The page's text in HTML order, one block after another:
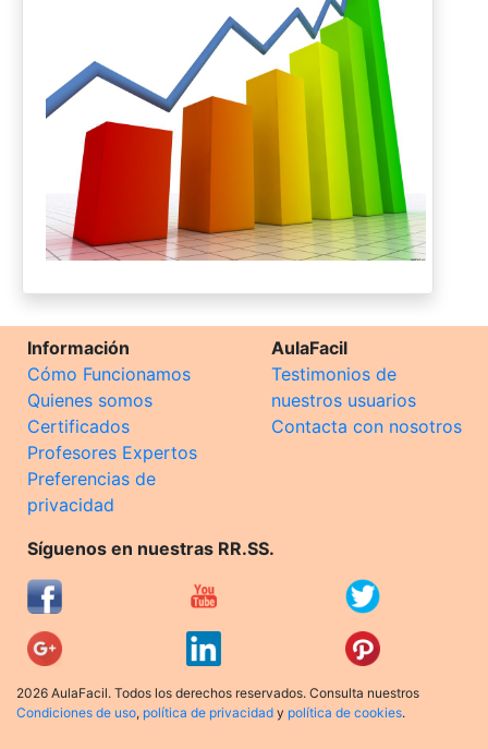
Información
Cómo Funcionamos
Quienes somos
Certificados
Profesores Expertos
Preferencias de
privacidad
AulaFacil
Testimonios de
nuestros usuarios
Contacta con nosotros
Síguenos en nuestras RR.SS.
2026 AulaFacil. Todos los derechos reservados. Consulta nuestros
Condiciones de uso, política de privacidad y política de cookies.